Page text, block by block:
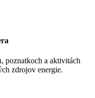
poznatkoch a aktivitách
zdrojov energie.